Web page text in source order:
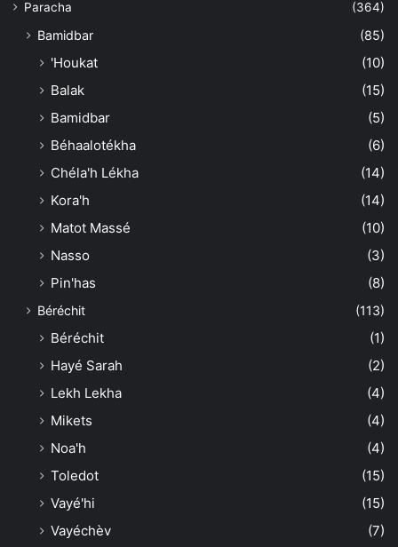
Paracha (364)
Bamidbar (85)
'Houkat
(10)
Balak
(15)
Bamidbar
(5)
Béhaalotékha
(6)
Chéla'h Lékha
(14)
Kora'h
(14)
Matot Massé
(10)
Nasso
(3)
Pin'has
(8)
Béréchit (113)
Béréchit
(1)
Hayé Sarah
(2)
Lekh Lekha
(4)
Mikets
(4)
Noa'h
(4)
Toledot
(15)
Vayé'hi
(15)
Vayéchèv
(7)